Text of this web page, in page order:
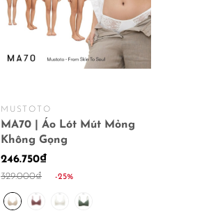
MUSTOTO
MA70 | Áo Lót Mút Mỏng
Không Gọng
246.750₫
329.000₫ -25%